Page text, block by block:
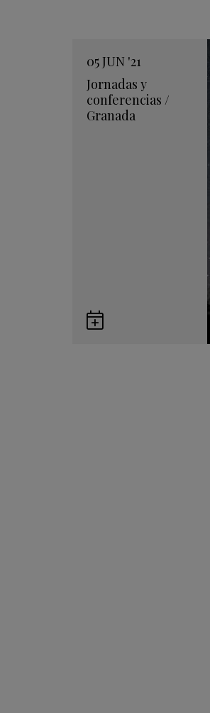
05 JUN '21
Jornadas y
conferencias /
Granada
Guardar
en